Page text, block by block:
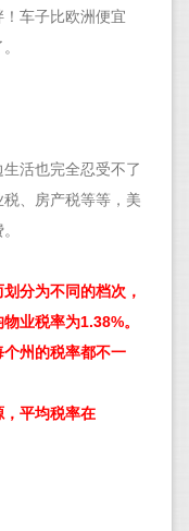
车子比欧洲便宜
活也完全忍受不了
、房产税等等，美
分为不同的档次，
业税率为1.38%。
州的税率都不一
，平均税率在